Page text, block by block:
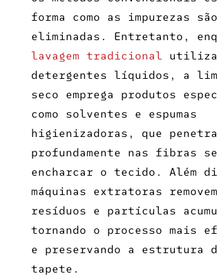
forma como as impurezas são
eliminadas. Entretanto,
lavagem tradicional utiliza
detergentes líquidos, a
seco emprega produtos
como solventes e espumas
higienizadoras, que
profundamente nas fibras
encharcar o tecido. Além
máquinas extratoras removem
resíduos e partículas
tornando o processo mais
e preservando a estrutura
tapete.